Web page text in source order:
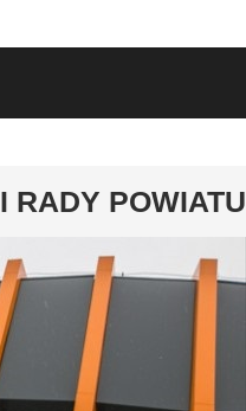
RADY POWIATU